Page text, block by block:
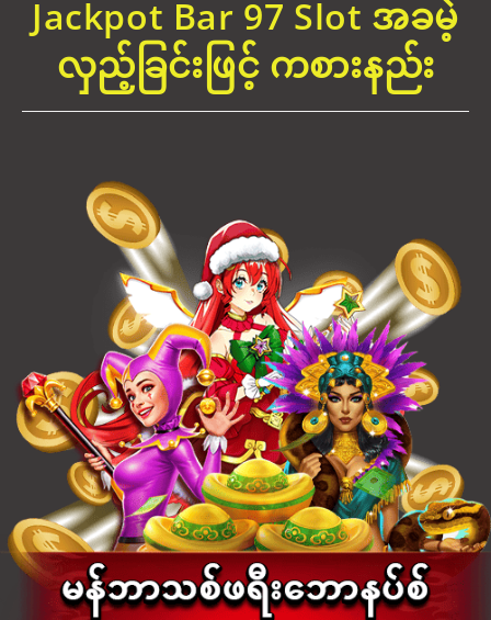
Jackpot Bar 97 Slot အခမဲ့
လှည့်ခြင်းဖြင့် ကစားနည်း